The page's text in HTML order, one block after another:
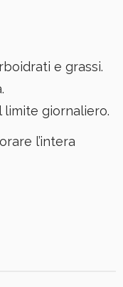
e grassi.
limite giornaliero.
l’intera